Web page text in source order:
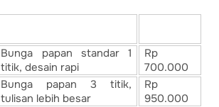
Bunga papan standar 1
titik, desain rapi
Rp
700.000
Bunga papan 3 titik,
tulisan lebih besar
Rp
950.000